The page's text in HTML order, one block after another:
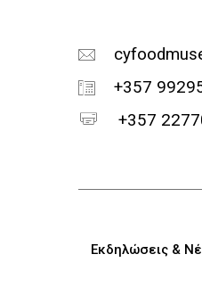
+357
+357
Εκδηλώσεις &